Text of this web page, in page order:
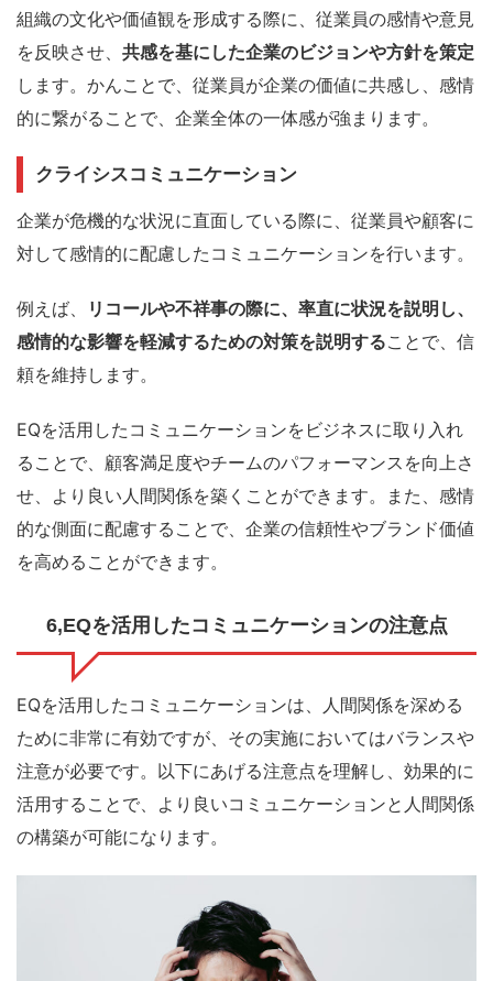
組織の文化や価値観を形成する際に、従業員の感情や意見
を反映させ、 共感を基にした企業のビジョンや方針を策定
します。かんことで、従業員が企業の価値に共感し、感情
的に繋がることで、企業全体の一体感が強まります。
クライシスコミュニケーション
企業が危機的な状況に直面している際に、従業員や顧客に
対して感情的に配慮したコミュニケーションを行います。
例えば、
リコールや不祥事の際に、率直に状況を説明し、
感情的な影響を軽減するための対策を説明することで、信
頼を維持します。
EQを活用したコミュニケーションをビジネスに取り入れ
ることで、顧客満足度やチームのパフォーマンスを向上さ
せ、より良い人間関係を築くことができます。また、感情
的な側面に配慮することで、企業の信頼性やブランド価値
を高めることができます。
6,EQを活用したコミュニケーションの注意点
EQを活用したコミュニケーションは、人間関係を深める
ために非常に有効ですが、その実施においてはバランスや
注意が必要です。以下にあげる注意点を理解し、効果的に
活用することで、より良いコミュニケーションと人間関係
の構築が可能になります。